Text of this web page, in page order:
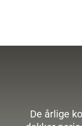
De årlige